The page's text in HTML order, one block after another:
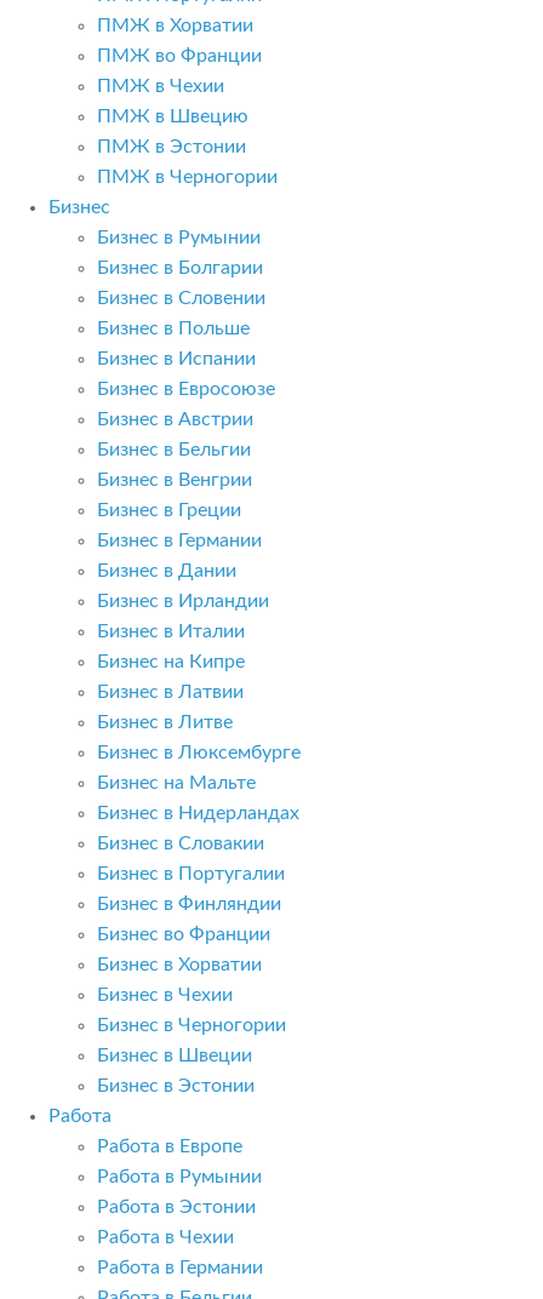
ПМЖ в Хорватии
ПМЖ во Франции
ПМЖ в Чехии
ПМЖ в Швецию
ПМЖ в Эстонии
ПМЖ в Черногории
Бизнес
Бизнес в Румынии
Бизнес в Болгарии
Бизнес в Словении
Бизнес в Польше
Бизнес в Испании
Бизнес в Евросоюзе
Бизнес в Австрии
Бизнес в Бельгии
Бизнес в Венгрии
Бизнес в Греции
Бизнес в Германии
Бизнес в Дании
Бизнес в Ирландии
Бизнес в Италии
Бизнес на Кипре
Бизнес в Латвии
Бизнес в Литве
Бизнес в Люксембурге
Бизнес на Мальте
Бизнес в Нидерландах
Бизнес в Словакии
Бизнес в Португалии
Бизнес в Финляндии
Бизнес во Франции
Бизнес в Хорватии
Бизнес в Чехии
Бизнес в Черногории
Бизнес в Швеции
Бизнес в Эстонии
Работа
Работа в Европе
Работа в Румынии
Работа в Эстонии
Работа в Чехии
Работа в Германии